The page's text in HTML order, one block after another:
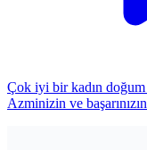
Çok iyi bir kadın doğum
Azminizin ve